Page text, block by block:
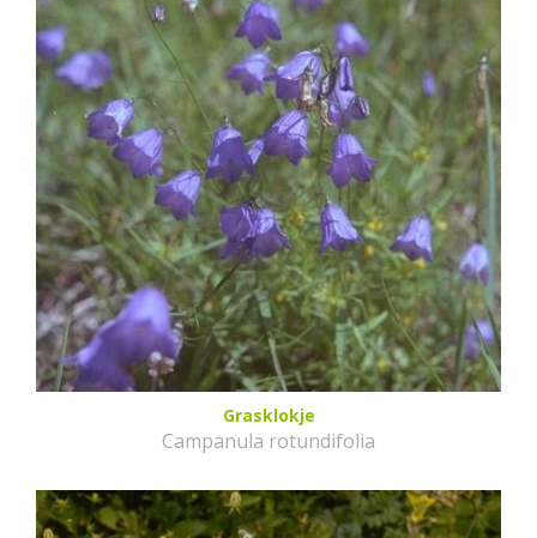
Grasklokje
Campanula rotundifolia